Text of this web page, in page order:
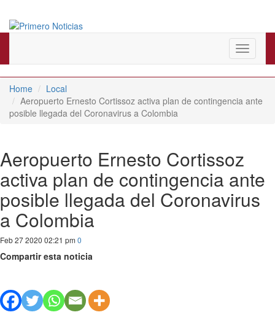
Primero Noticias
Toggle
Home
Local
Aeropuerto Ernesto Cortissoz activa plan de contingencia ante
posible llegada del Coronavirus a Colombia
Aeropuerto Ernesto Cortissoz
activa plan de contingencia ante
posible llegada del Coronavirus
a Colombia
Feb 27 2020 02:21 pm 0
Compartir esta noticia